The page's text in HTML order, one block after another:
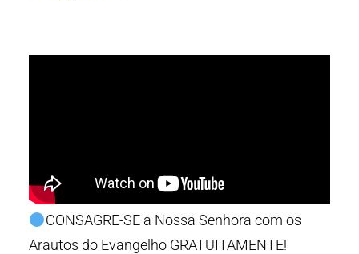
CONSAGRE-SE a Nossa Senhora com os
Arautos do Evangelho GRATUITAMENTE!